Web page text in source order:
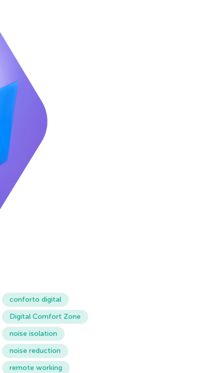
conforto digital
Digital Comfort Zone
noise isolation
noise reduction
remote working